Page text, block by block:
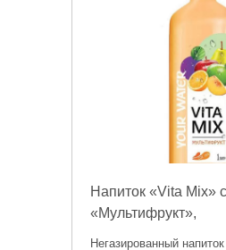
Напиток «Vita Mix»
«Мультифрукт»,
Негазированный